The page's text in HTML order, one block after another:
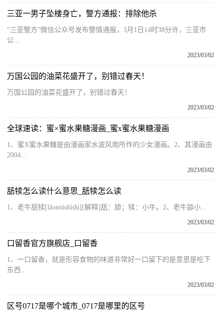
三亚一男子坠楼身亡，警方通报：排除他杀
“三亚警方”微信公众号发布警情通报，3月1日14时38分许，三亚市
公...
2023/03/02
万国公园的油菜花盛开了，别错过春天！
万国公园的油菜花盛开了，别错过春天！
2023/03/02
全球速读：蜜×蜜水果糖漫画_蜜x蜜水果糖漫画
1、蜜X蜜水果糖是由漫画家水波风南所作的少女漫画。2、其漫画由
2004...
2023/03/02
舐犊怎么读什么意思_舐犊怎么读
1、老牛舐犊[lǎoniúshìdú][解释]舐：舔；犊：小牛。2、老牛舔小...
2023/03/02
口留香官方旗舰店_口留香
1、一口留香，就是形容食物的味道非常好一口留下的是意思是吃下
东西...
2023/03/02
区号0717是哪个城市_0717是哪里的区号